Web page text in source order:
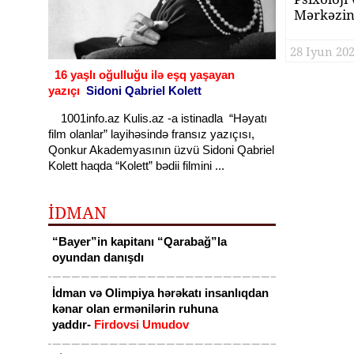
16 yaşlı oğulluğu ilə eşq yaşayan
yazıçı Sidoni Qabriel Kolett
1001info.az Kulis.az -a istinadla “Həyatı
film olanlar” layihəsində fransız yazıçısı,
Qonkur Akademyasının üzvü Sidoni Qabriel
Kolett haqda “Kolett” bədii filmini ...
İDMAN
“Bayer”in kapitanı “Qarabağ”la
oyundan danışdı
İdman və Olimpiya hərəkatı insanlıqdan
kənar olan ermənilərin ruhuna
yaddır- Firdovsi Umudov
28 Iyun